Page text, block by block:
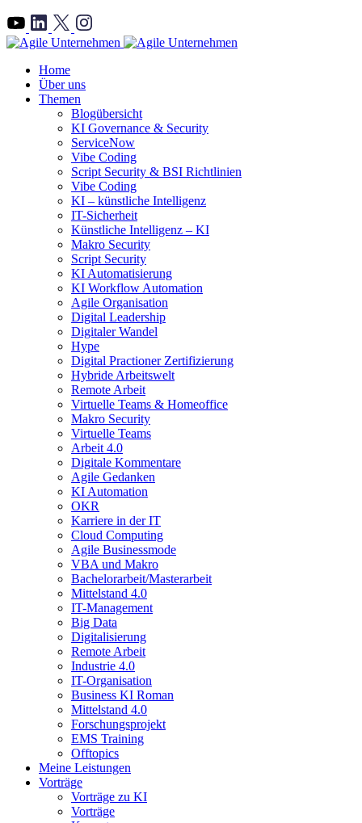
">
Home
Über uns
Themen
Blogübersicht
KI Governance & Security
ServiceNow
Vibe Coding
Script Security & BSI Richtlinien
Vibe Coding
KI – künstliche Intelligenz
IT-Sicherheit
Künstliche Intelligenz – KI
Makro Security
Script Security
KI Automatisierung
KI Workflow Automation
Agile Organisation
Digital Leadership
Digitaler Wandel
Hype
Digital Practioner Zertifizierung
Hybride Arbeitswelt
Remote Arbeit
Virtuelle Teams & Homeoffice
Makro Security
Virtuelle Teams
Arbeit 4.0
Digitale Kommentare
Agile Gedanken
KI Automation
OKR
Karriere in der IT
Cloud Computing
Agile Businessmode
VBA und Makro
Bachelorarbeit/Masterarbeit
Mittelstand 4.0
IT-Management
Big Data
Digitalisierung
Remote Arbeit
Industrie 4.0
IT-Organisation
Business KI Roman
Mittelstand 4.0
Forschungsprojekt
EMS Training
Offtopics
Meine Leistungen
Vorträge
Vorträge zu KI
Vorträge